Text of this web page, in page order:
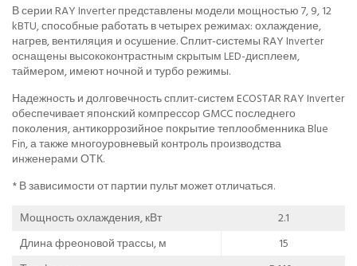
В серии RAY Inverter представлены модели мощностью 7, 9, 12
kBTU, способные работать в четырех режимах: охлаждение,
нагрев, вентиляция и осушение. Сплит-системы RAY Inverter
оснащены высококонтрастным скрытым LED-дисплеем,
таймером, имеют ночной и турбо режимы.
Надежность и долговечность сплит-систем ECOSTAR RAY Inverter
обеспечивает японский компрессор GMCC последнего
поколения, антикоррозийное покрытие теплообменника Blue
Fin, а также многоуровневый контроль производства
инженерами ОТК.
* В зависимости от партии пульт может отличаться.
Мощность охлаждения, кВт
2.1
Длина фреоновой трассы, м
15